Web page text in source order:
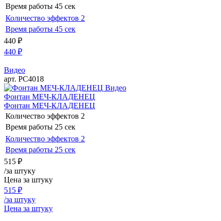
Время работы 45 сек
Количество эффектов 2
Время работы 45 сек
440 ₽
440 ₽
Видео
арт. РС4018
Видео
Фонтан МЕЧ-КЛАДЕНЕЦ
Фонтан МЕЧ-КЛАДЕНЕЦ
Количество эффектов 2
Время работы 25 сек
Количество эффектов 2
Время работы 25 сек
515 ₽
/за штуку
Цена за штуку
515 ₽
/за штуку
Цена за штуку